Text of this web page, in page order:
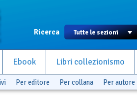
Ricerca
Ebook Libri collezionismo
Per editore Per collana Per autore